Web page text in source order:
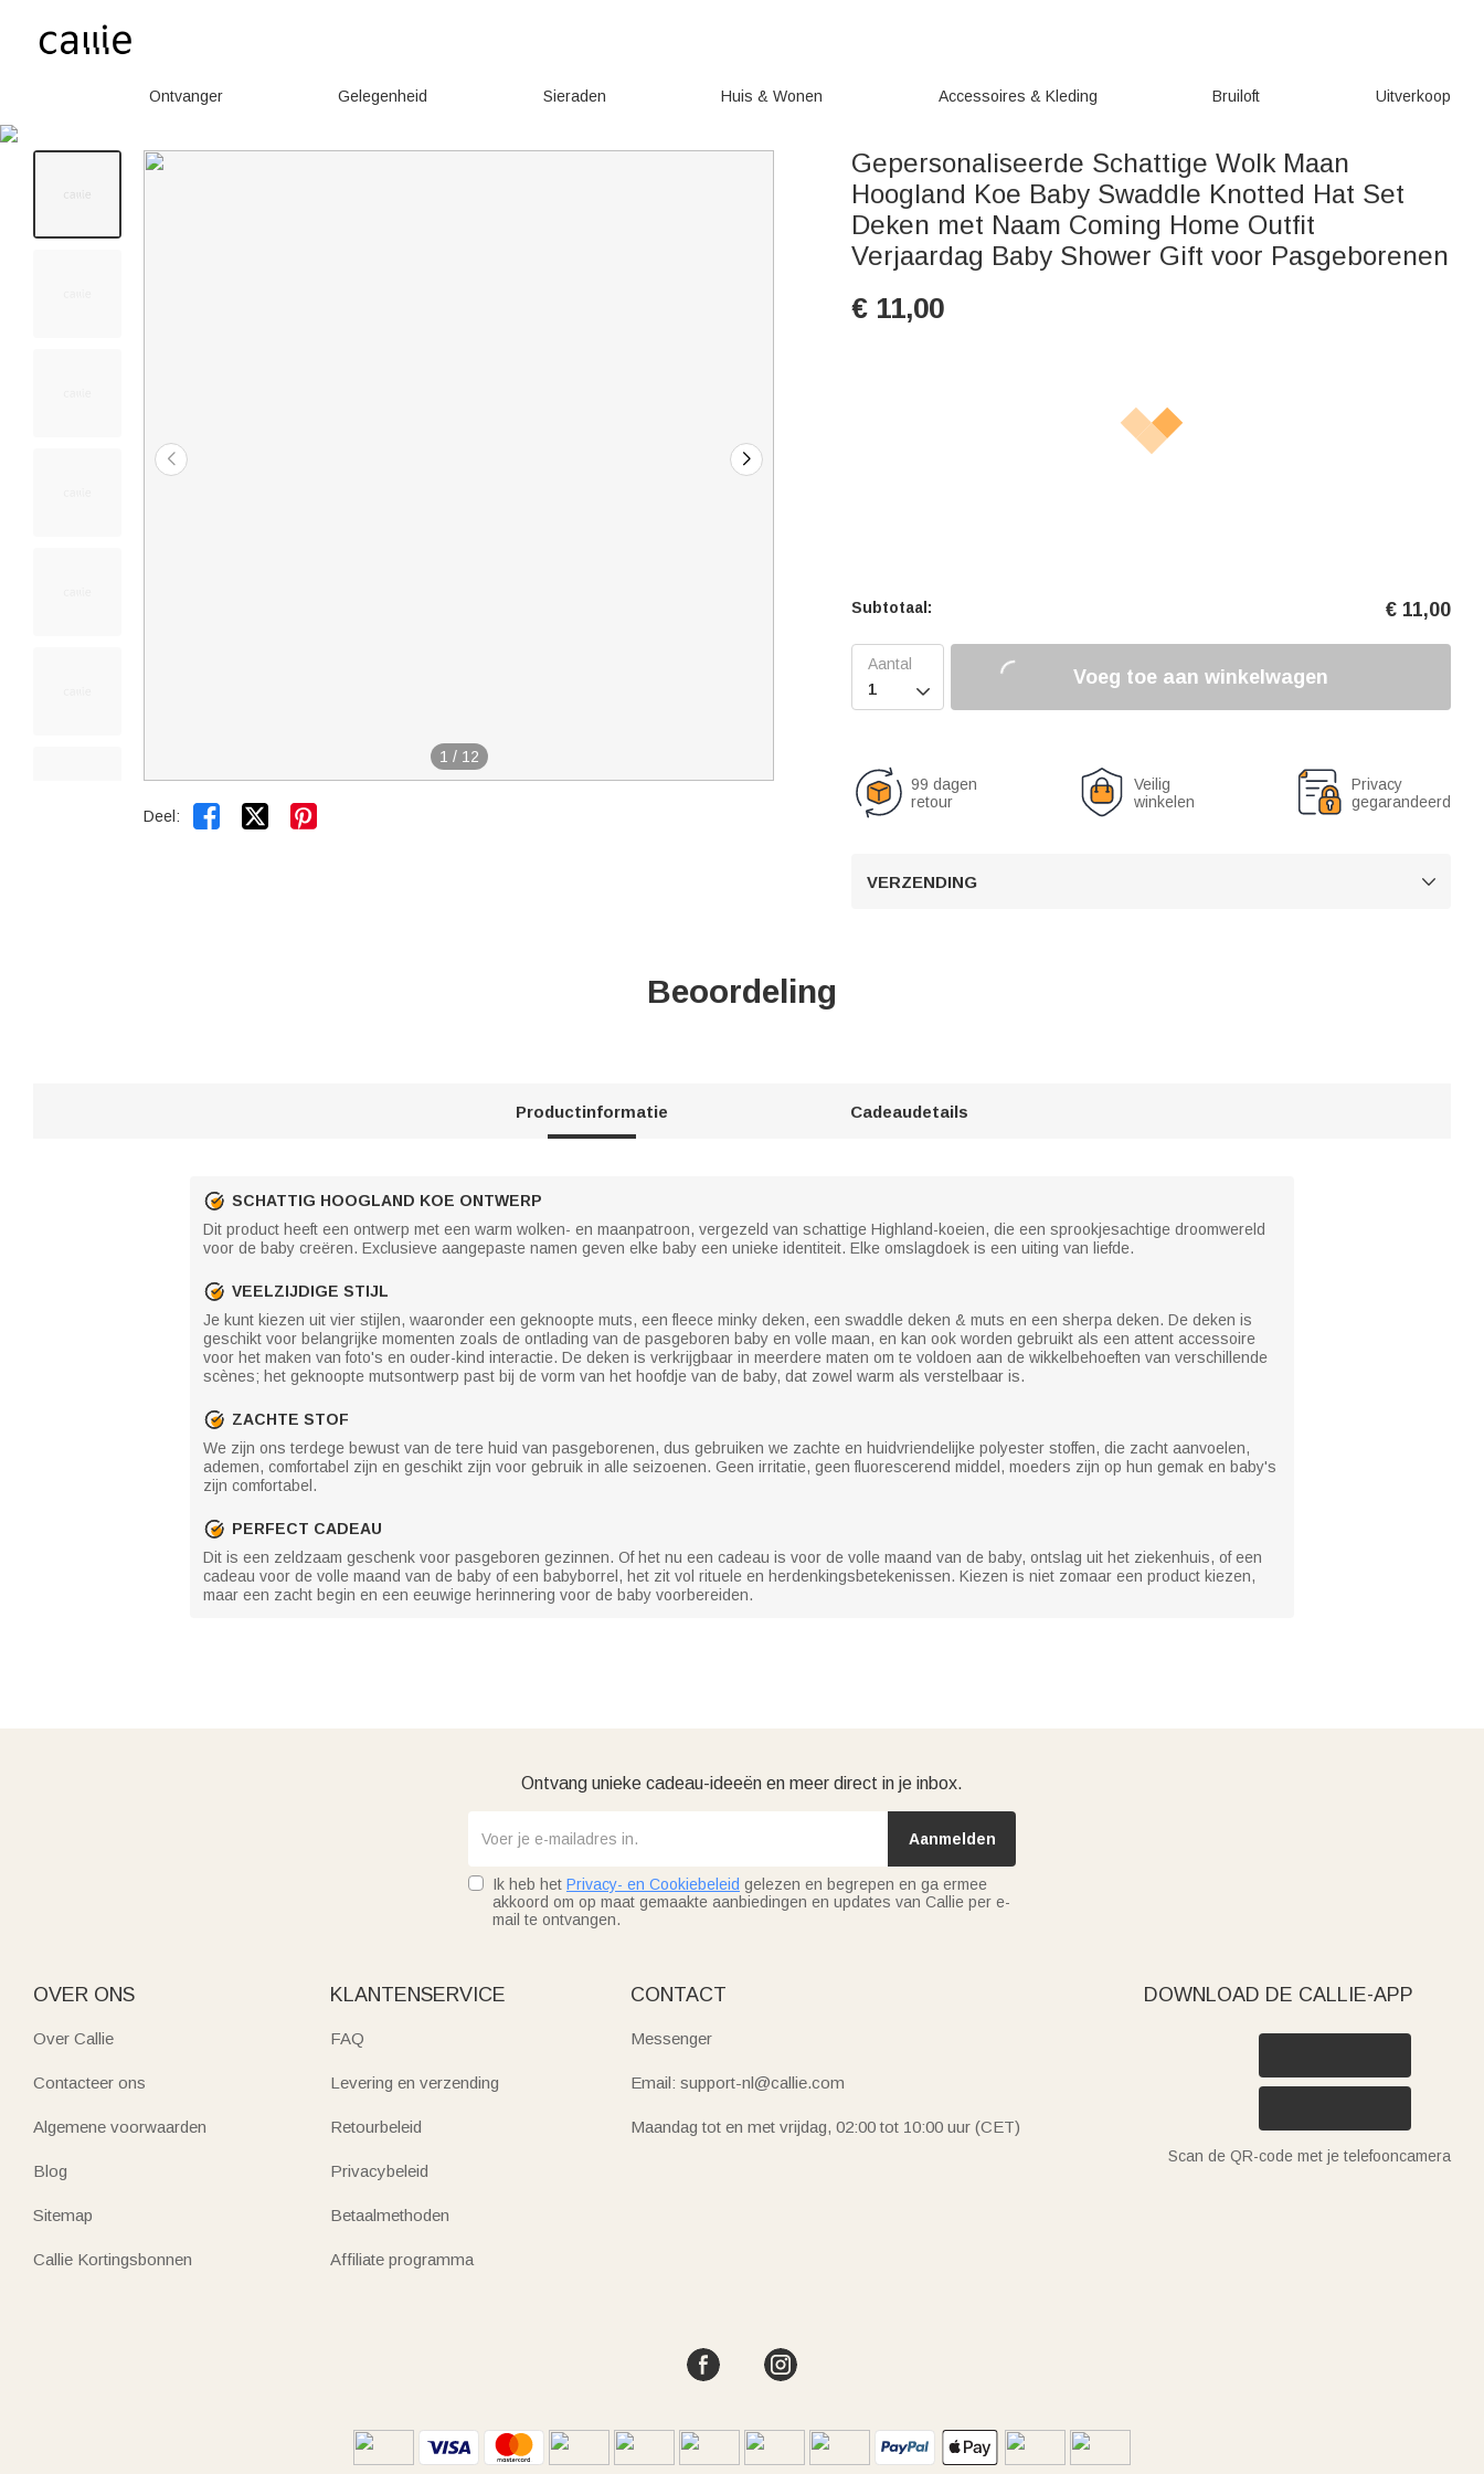
Ontvanger Gelegenheid Sieraden Huis & Wonen Accessoires & Kleding Bruiloft Uitverkoop
1 / 12
Deel:  
Gepersonaliseerde Schattige Wolk Maan
Hoogland Koe Baby Swaddle Knotted Hat Set
Deken met Naam Coming Home Outfit
Verjaardag Baby Shower Gift voor Pasgeborenen
€ 11,00
Subtotaal: € 11,00

Voeg toe aan winkelwagen
99 dagen
retour
Veilig
winkelen
Privacy
gegarandeerd
VERZENDING 
Beoordeling
Productinformatie Cadeaudetails
SCHATTIG HOOGLAND KOE ONTWERP
Dit product heeft een ontwerp met een warm wolken- en maanpatroon, vergezeld van schattige Highland-koeien, die een sprookjesachtige droomwereld
voor de baby creëren. Exclusieve aangepaste namen geven elke baby een unieke identiteit. Elke omslagdoek is een uiting van liefde.
VEELZIJDIGE STIJL
Je kunt kiezen uit vier stijlen, waaronder een geknoopte muts, een fleece minky deken, een swaddle deken & muts en een sherpa deken. De deken is
geschikt voor belangrijke momenten zoals de ontlading van de pasgeboren baby en volle maan, en kan ook worden gebruikt als een attent accessoire
voor het maken van foto's en ouder-kind interactie. De deken is verkrijgbaar in meerdere maten om te voldoen aan de wikkelbehoeften van verschillende
scènes; het geknoopte mutsontwerp past bij de vorm van het hoofdje van de baby, dat zowel warm als verstelbaar is.
ZACHTE STOF
We zijn ons terdege bewust van de tere huid van pasgeborenen, dus gebruiken we zachte en huidvriendelijke polyester stoffen, die zacht aanvoelen,
ademen, comfortabel zijn en geschikt zijn voor gebruik in alle seizoenen. Geen irritatie, geen fluorescerend middel, moeders zijn op hun gemak en baby's
zijn comfortabel.
PERFECT CADEAU
Dit is een zeldzaam geschenk voor pasgeboren gezinnen. Of het nu een cadeau is voor de volle maand van de baby, ontslag uit het ziekenhuis, of een
cadeau voor de volle maand van de baby of een babyborrel, het zit vol rituele en herdenkingsbetekenissen. Kiezen is niet zomaar een product kiezen,
maar een zacht begin en een eeuwige herinnering voor de baby voorbereiden.
Ontvang unieke cadeau-ideeën en meer direct in je inbox.
Aanmelden
Ik heb het Privacy- en Cookiebeleid gelezen en begrepen en ga ermee
akkoord om op maat gemaakte aanbiedingen en updates van Callie per e-
mail te ontvangen.
OVER ONS
Over Callie
Contacteer ons
Algemene voorwaarden
Blog
Sitemap
Callie Kortingsbonnen
KLANTENSERVICE
FAQ
Levering en verzending
Retourbeleid
Privacybeleid
Betaalmethoden
Affiliate programma
CONTACT
Messenger
Email: support-nl@callie.com
Maandag tot en met vrijdag, 02:00 tot 10:00 uur (CET)
DOWNLOAD DE CALLIE-APP
Scan de QR-code met je telefooncamera